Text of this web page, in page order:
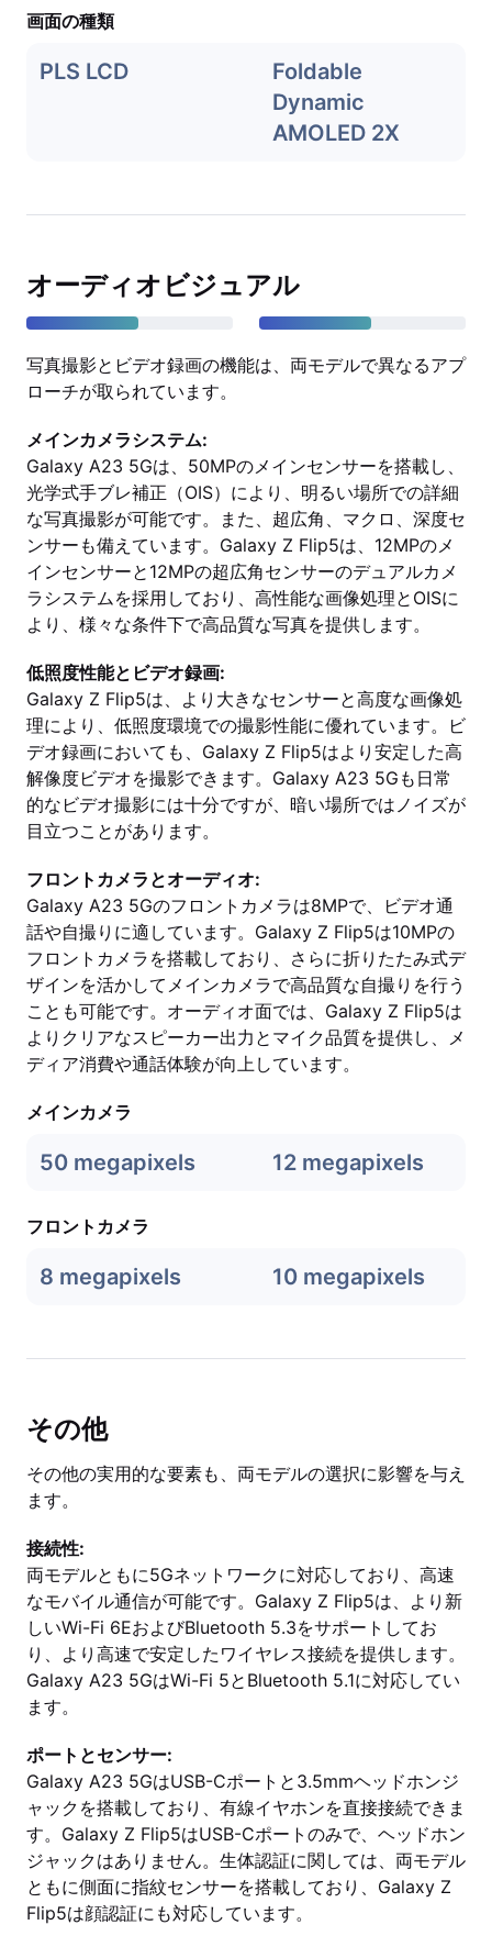
画面の種類
PLS LCD
Foldable
Dynamic
AMOLED 2X
オーディオビジュアル
写真撮影とビデオ録画の機能は、両モデルで異なるアプ
ローチが取られています。
メインカメラシステム:
Galaxy A23 5Gは、50MPのメインセンサーを搭載し、
光学式手ブレ補正（OIS）により、明るい場所での詳細
な写真撮影が可能です。また、超広角、マクロ、深度セ
ンサーも備えています。Galaxy Z Flip5は、12MPのメ
インセンサーと12MPの超広角センサーのデュアルカメ
ラシステムを採用しており、高性能な画像処理とOISに
より、様々な条件下で高品質な写真を提供します。
低照度性能とビデオ録画:
Galaxy Z Flip5は、より大きなセンサーと高度な画像処
理により、低照度環境での撮影性能に優れています。ビ
デオ録画においても、Galaxy Z Flip5はより安定した高
解像度ビデオを撮影できます。Galaxy A23 5Gも日常
的なビデオ撮影には十分ですが、暗い場所ではノイズが
目立つことがあります。
フロントカメラとオーディオ:
Galaxy A23 5Gのフロントカメラは8MPで、ビデオ通
話や自撮りに適しています。Galaxy Z Flip5は10MPの
フロントカメラを搭載しており、さらに折りたたみ式デ
ザインを活かしてメインカメラで高品質な自撮りを行う
ことも可能です。オーディオ面では、Galaxy Z Flip5は
よりクリアなスピーカー出力とマイク品質を提供し、メ
ディア消費や通話体験が向上しています。
メインカメラ
50 megapixels 12 megapixels
フロントカメラ
8 megapixels 10 megapixels
その他
その他の実用的な要素も、両モデルの選択に影響を与え
ます。
接続性:
両モデルともに5Gネットワークに対応しており、高速
なモバイル通信が可能です。Galaxy Z Flip5は、より新
しいWi-Fi 6EおよびBluetooth 5.3をサポートしてお
り、より高速で安定したワイヤレス接続を提供します。
Galaxy A23 5GはWi-Fi 5とBluetooth 5.1に対応してい
ます。
ポートとセンサー:
Galaxy A23 5GはUSB-Cポートと3.5mmヘッドホンジ
ャックを搭載しており、有線イヤホンを直接接続できま
す。Galaxy Z Flip5はUSB-Cポートのみで、ヘッドホン
ジャックはありません。生体認証に関しては、両モデル
ともに側面に指紋センサーを搭載しており、Galaxy Z
Flip5は顔認証にも対応しています。